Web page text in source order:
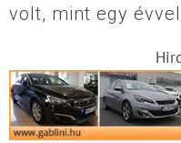
volt, mint egy